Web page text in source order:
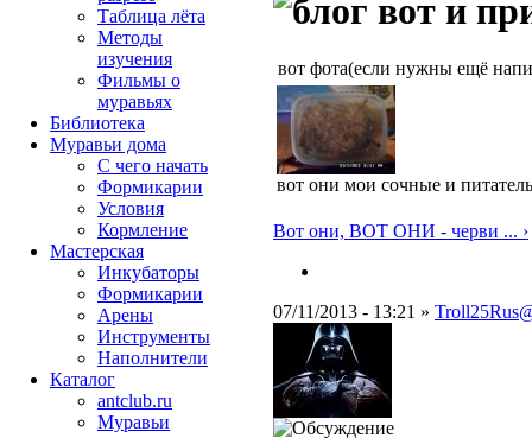
вот и
вот фота(если нужны ещё
вот они мои сочные и
Вот они, ВОТ ОНИ - черви ... ›
07/11/2013 - 13:21 »
Таблица лёта
Методы
изучения
Фильмы о
муравьях
Библиотека
Муравьи дома
С чего начать
Формикарии
Условия
Кормление
Мастерская
Инкубаторы
Формикарии
Арены
Инструменты
Наполнители
Каталог
antclub.ru
Муравьи